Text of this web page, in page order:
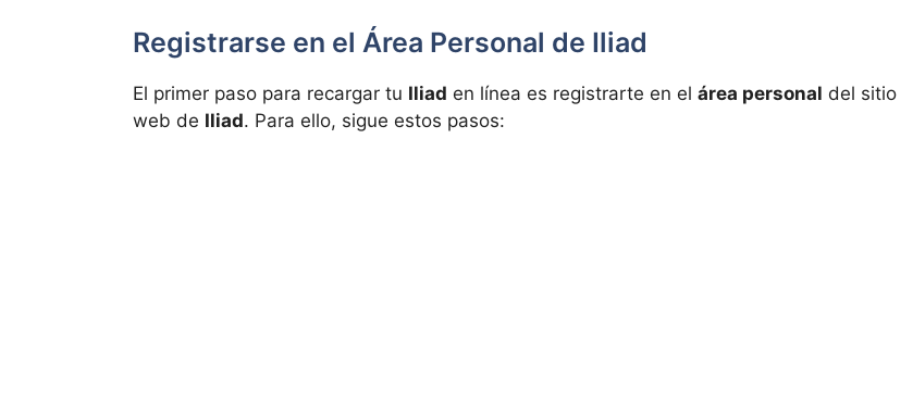
Registrarse en el Área Personal de Iliad
El primer paso para recargar tu Iliad en línea es registrarte en el área personal del sitio
web de Iliad. Para ello, sigue estos pasos: